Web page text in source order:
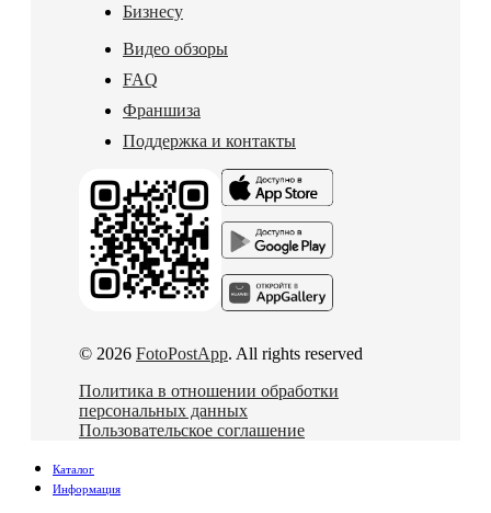
Бизнесу
Видео обзоры
FAQ
Франшиза
Поддержка и контакты
© 2026 FotoPostApp. All rights reserved
Политика в отношении обработки
персональных данных
Пользовательское соглашение
Каталог
Информация